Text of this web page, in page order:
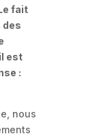
fait
des
est
:
nous